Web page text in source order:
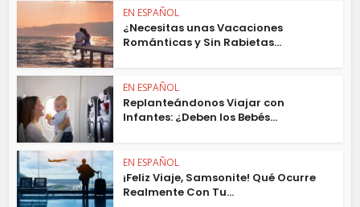
EN ESPAÑOL
¿Necesitas unas Vacaciones
Románticas y Sin Rabietas...
EN ESPAÑOL
Replanteándonos Viajar con
Infantes: ¿Deben los Bebés...
EN ESPAÑOL
¡Feliz Viaje, Samsonite! Qué Ocurre
Realmente Con Tu...